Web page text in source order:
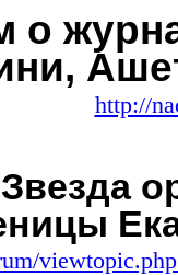
о
http://